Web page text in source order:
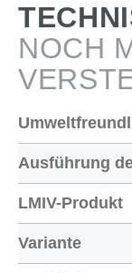
NOCH
Ausführung
LMIV-Produkt
Variante